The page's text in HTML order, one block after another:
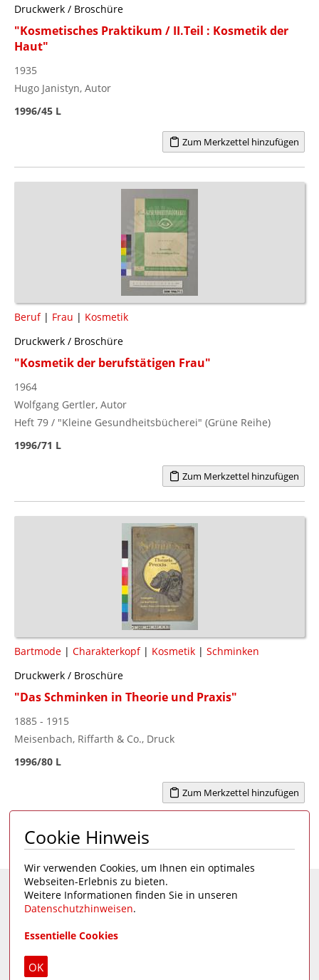
Druckwerk / Broschüre
"Kosmetisches Praktikum / II.Teil : Kosmetik der
Haut"
1935
Hugo Janistyn, Autor
1996/45 L
Zum Merkzettel hinzufügen
Beruf| Frau | Kosmetik
Druckwerk / Broschüre
"Kosmetik der berufstätigen Frau"
1964
Wolfgang Gertler, Autor
Heft 79 / "Kleine Gesundheitsbücherei" (Grüne Reihe)
1996/71 L
Zum Merkzettel hinzufügen
Bartmode | Charakterkopf| Kosmetik | Schminken
Druckwerk / Broschüre
"Das Schminken in Theorie und Praxis"
1885 - 1915
Meisenbach, Riffarth & Co., Druck
1996/80 L
Zum Merkzettel hinzufügen
Seite 1 von 5 1 2 3 4 5 >
Eine Seite desDeutschen Hygiene-Museums
Cookie Hinweis
Wir verwenden Cookies, um Ihnen ein optimales
Webseiten-Erlebnis zu bieten.
Weitere Informationen finden Sie in unseren
Datenschutzhinweisen.
Essentielle Cookies
OK